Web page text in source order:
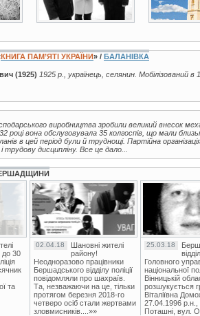
КНИГА ПАМ’ЯТІ УКРАЇНИ» / БАЛАНІВКА
(1925) 1925 р., українець, селянин. Мобілізований
виробництва зробили великий внесок
році вона обслуговувала 35 колгоспів, що мали
в цей період були й труднощі. Партійна
трудову дисципліну. Все це дало...
до 30
та
02.04.18
Шановні жителі
району!
Неодноразово працівники
Бершадського відділу поліції
повідомляли про шахраїв.
Та, незважаючи на це, тільки
протягом березня 2018-го
четверо осіб стали жертвами
зловмисників....»»
25.03.18
Головного
національної
Вінницькій
розшукується
Віталіївна
27.04.1996 р.н.,
Поташні, вул.